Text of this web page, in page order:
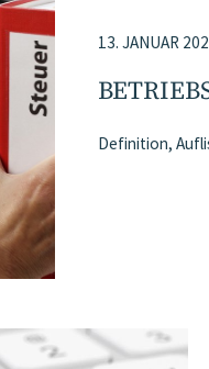
13. JANUAR
Definition,